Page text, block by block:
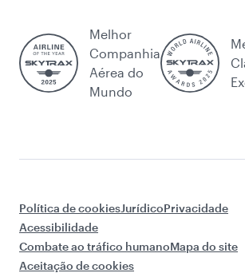
Melhor
Companhia
Aérea do
Mundo
Política de cookiesJurídicoPrivacidade
Acessibilidade
Combate ao tráfico humanoMapa do site
Aceitação de cookies